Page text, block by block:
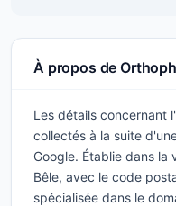
À propos de
Les détails concernant
collectés à la suite
Google. Établie dans la
Bêle, avec le code
spécialisée dans le